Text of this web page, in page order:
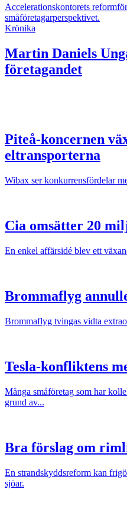
Accelerationskontorets
småföretagarperspektivet.
Krönika
Martin Daniels
företagandet
Piteå-koncernen
eltransporterna
Wibax ser konkurrensfördelar
Cia omsätter 20
En enkel affärsidé blev ett
Brommaflyg
Brommaflyg tvingas vidta
Tesla-konfliktens
Många småföretag som har
grund av...
Bra förslag om
En strandskyddsreform kan
sjöar.